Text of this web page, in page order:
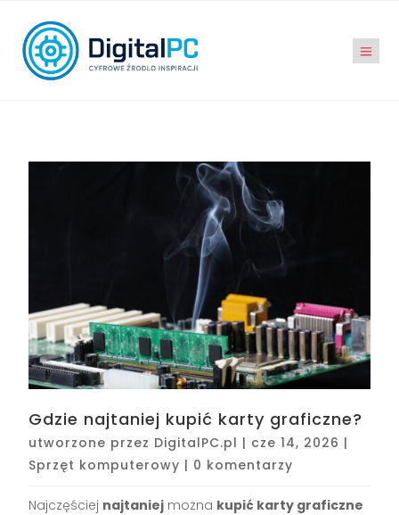
Gdzie najtaniej kupić karty graficzne?
utworzone przez DigitalPC.pl | cze 14, 2026 |
Sprzęt komputerowy | 0 komentarzy
Najczęściej najtaniej można kupić karty graficzne